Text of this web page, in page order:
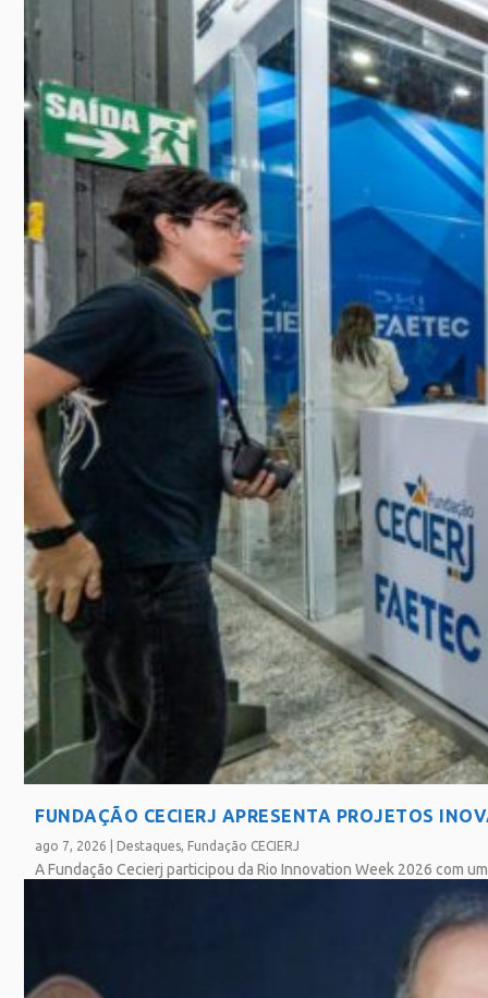
FUNDAÇÃO CECIERJ APRESENTA PROJETOS
ago 7, 2026 Destaques Fundação CECIERJ
A Fundação Cecierj participou da Rio Innovation Week 2026 com